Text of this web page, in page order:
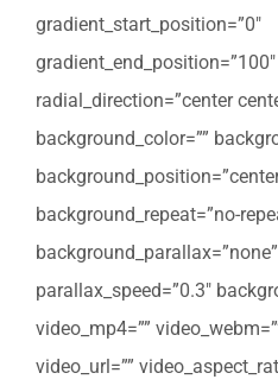
gradient_start_position=”0″
radial_direction=”center
background_color=””
background_repeat=”no-
parallax_speed=”0.3″
video_mp4=””
video_url=””